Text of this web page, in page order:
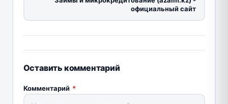
официальный сайт
Оставить комментарий
Комментарий *